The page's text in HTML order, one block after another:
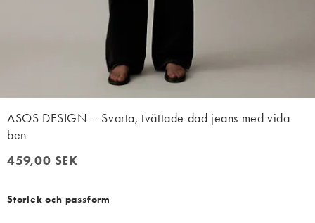
ASOS DESIGN – Svarta, tvättade dad jeans med vida
ben
459,00 SEK
459,00 SEK
Storlek och passform